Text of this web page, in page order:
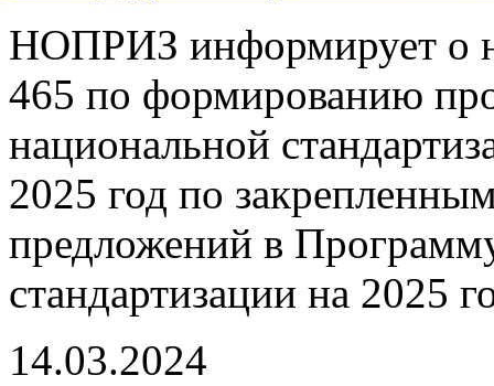
НОПРИЗ информирует о
465 по формированию
национальной
2025 год по
предложений в
стандартизации на 2025
14.03.2024